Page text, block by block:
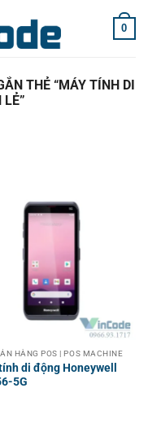
0
THẺ “MÁY TÍNH DI
LẺ”
HÀNG POS | POS MACHINE
di động Honeywell
5G